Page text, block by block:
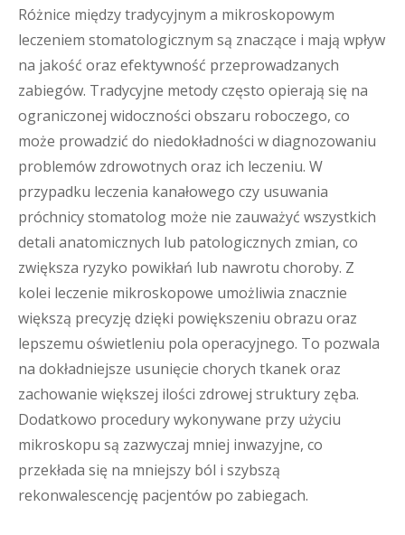
Różnice między tradycyjnym a mikroskopowym
leczeniem stomatologicznym są znaczące i mają wpływ
na jakość oraz efektywność przeprowadzanych
zabiegów. Tradycyjne metody często opierają się na
ograniczonej widoczności obszaru roboczego, co
może prowadzić do niedokładności w diagnozowaniu
problemów zdrowotnych oraz ich leczeniu. W
przypadku leczenia kanałowego czy usuwania
próchnicy stomatolog może nie zauważyć wszystkich
detali anatomicznych lub patologicznych zmian, co
zwiększa ryzyko powikłań lub nawrotu choroby. Z
kolei leczenie mikroskopowe umożliwia znacznie
większą precyzję dzięki powiększeniu obrazu oraz
lepszemu oświetleniu pola operacyjnego. To pozwala
na dokładniejsze usunięcie chorych tkanek oraz
zachowanie większej ilości zdrowej struktury zęba.
Dodatkowo procedury wykonywane przy użyciu
mikroskopu są zazwyczaj mniej inwazyjne, co
przekłada się na mniejszy ból i szybszą
rekonwalescencję pacjentów po zabiegach.